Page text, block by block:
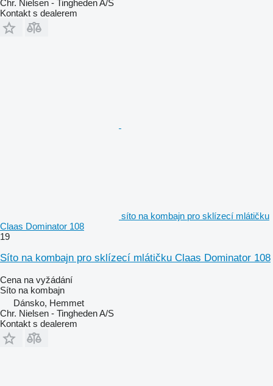
Chr. Nielsen - Tingheden A/S
Kontakt s dealerem
síto na kombajn pro sklízecí mlátičku
Claas Dominator 108
19
Síto na kombajn pro sklízecí mlátičku Claas Dominator 108
Cena na vyžádání
Síto na kombajn
Dánsko, Hemmet
Chr. Nielsen - Tingheden A/S
Kontakt s dealerem